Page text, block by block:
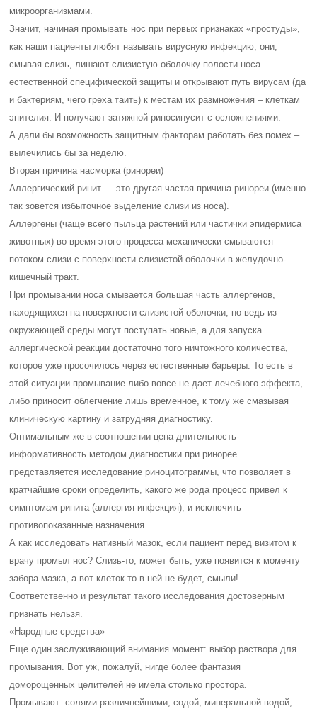
микроорганизмами.
Значит, начиная промывать нос при первых признаках «простуды»,
как наши пациенты любят называть вирусную инфекцию, они,
смывая слизь, лишают слизистую оболочку полости носа
естественной специфической защиты и открывают путь вирусам (да
и бактериям, чего греха таить) к местам их размножения – клеткам
эпителия. И получают затяжной риносинусит с осложнениями.
А дали бы возможность защитным факторам работать без помех –
вылечились бы за неделю.
Вторая причина насморка (ринореи)
Аллергический ринит — это другая частая причина ринореи (именно
так зовется избыточное выделение слизи из носа).
Аллергены (чаще всего пыльца растений или частички эпидермиса
животных) во время этого процесса механически смываются
потоком слизи с поверхности слизистой оболочки в желудочно-
кишечный тракт.
При промывании носа смывается большая часть аллергенов,
находящихся на поверхности слизистой оболочки, но ведь из
окружающей среды могут поступать новые, а для запуска
аллергической реакции достаточно того ничтожного количества,
которое уже просочилось через естественные барьеры. То есть в
этой ситуации промывание либо вовсе не дает лечебного эффекта,
либо приносит облегчение лишь временное, к тому же смазывая
клиническую картину и затрудняя диагностику.
Оптимальным же в соотношении цена-длительность-
информативность методом диагностики при ринорее
представляется исследование риноцитограммы, что позволяет в
кратчайшие сроки определить, какого же рода процесс привел к
симптомам ринита (аллергия-инфекция), и исключить
противопоказанные назначения.
А как исследовать нативный мазок, если пациент перед визитом к
врачу промыл нос? Слизь-то, может быть, уже появится к моменту
забора мазка, а вот клеток-то в ней не будет, смыли!
Соответственно и результат такого исследования достоверным
признать нельзя.
«Народные средства»
Еще один заслуживающий внимания момент: выбор раствора для
промывания. Вот уж, пожалуй, нигде более фантазия
доморощенных целителей не имела столько простора.
Промывают: солями различнейшими, содой, минеральной водой,